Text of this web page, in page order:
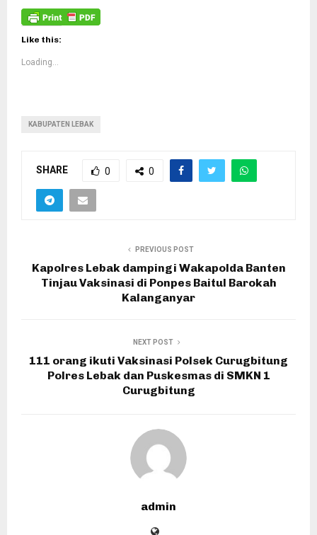
Like this:
Loading...
KABUPATEN LEBAK
SHARE 0 0
PREVIOUS POST
Kapolres Lebak dampingi Wakapolda Banten
Tinjau Vaksinasi di Ponpes Baitul Barokah
Kalanganyar
NEXT POST
111 orang ikuti Vaksinasi Polsek Curugbitung
Polres Lebak dan Puskesmas di SMKN 1
Curugbitung
admin